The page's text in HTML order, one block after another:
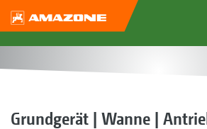
Grundgerät | Wanne |